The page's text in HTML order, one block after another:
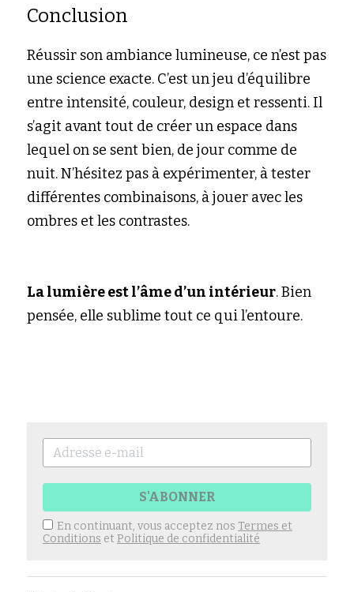
Conclusion
Réussir son ambiance lumineuse, ce n’est pas
une science exacte. C’est un jeu d’équilibre
entre intensité, couleur, design et ressenti. Il
s’agit avant tout de créer un espace dans
lequel on se sent bien, de jour comme de
nuit. N’hésitez pas à expérimenter, à tester
différentes combinaisons, à jouer avec les
ombres et les contrastes.
La lumière est l’âme d’un intérieur. Bien
pensée, elle sublime tout ce qui l’entoure.
S'ABONNER
En continuant, vous acceptez nos Termes et
Conditions et Politique de confidentialité